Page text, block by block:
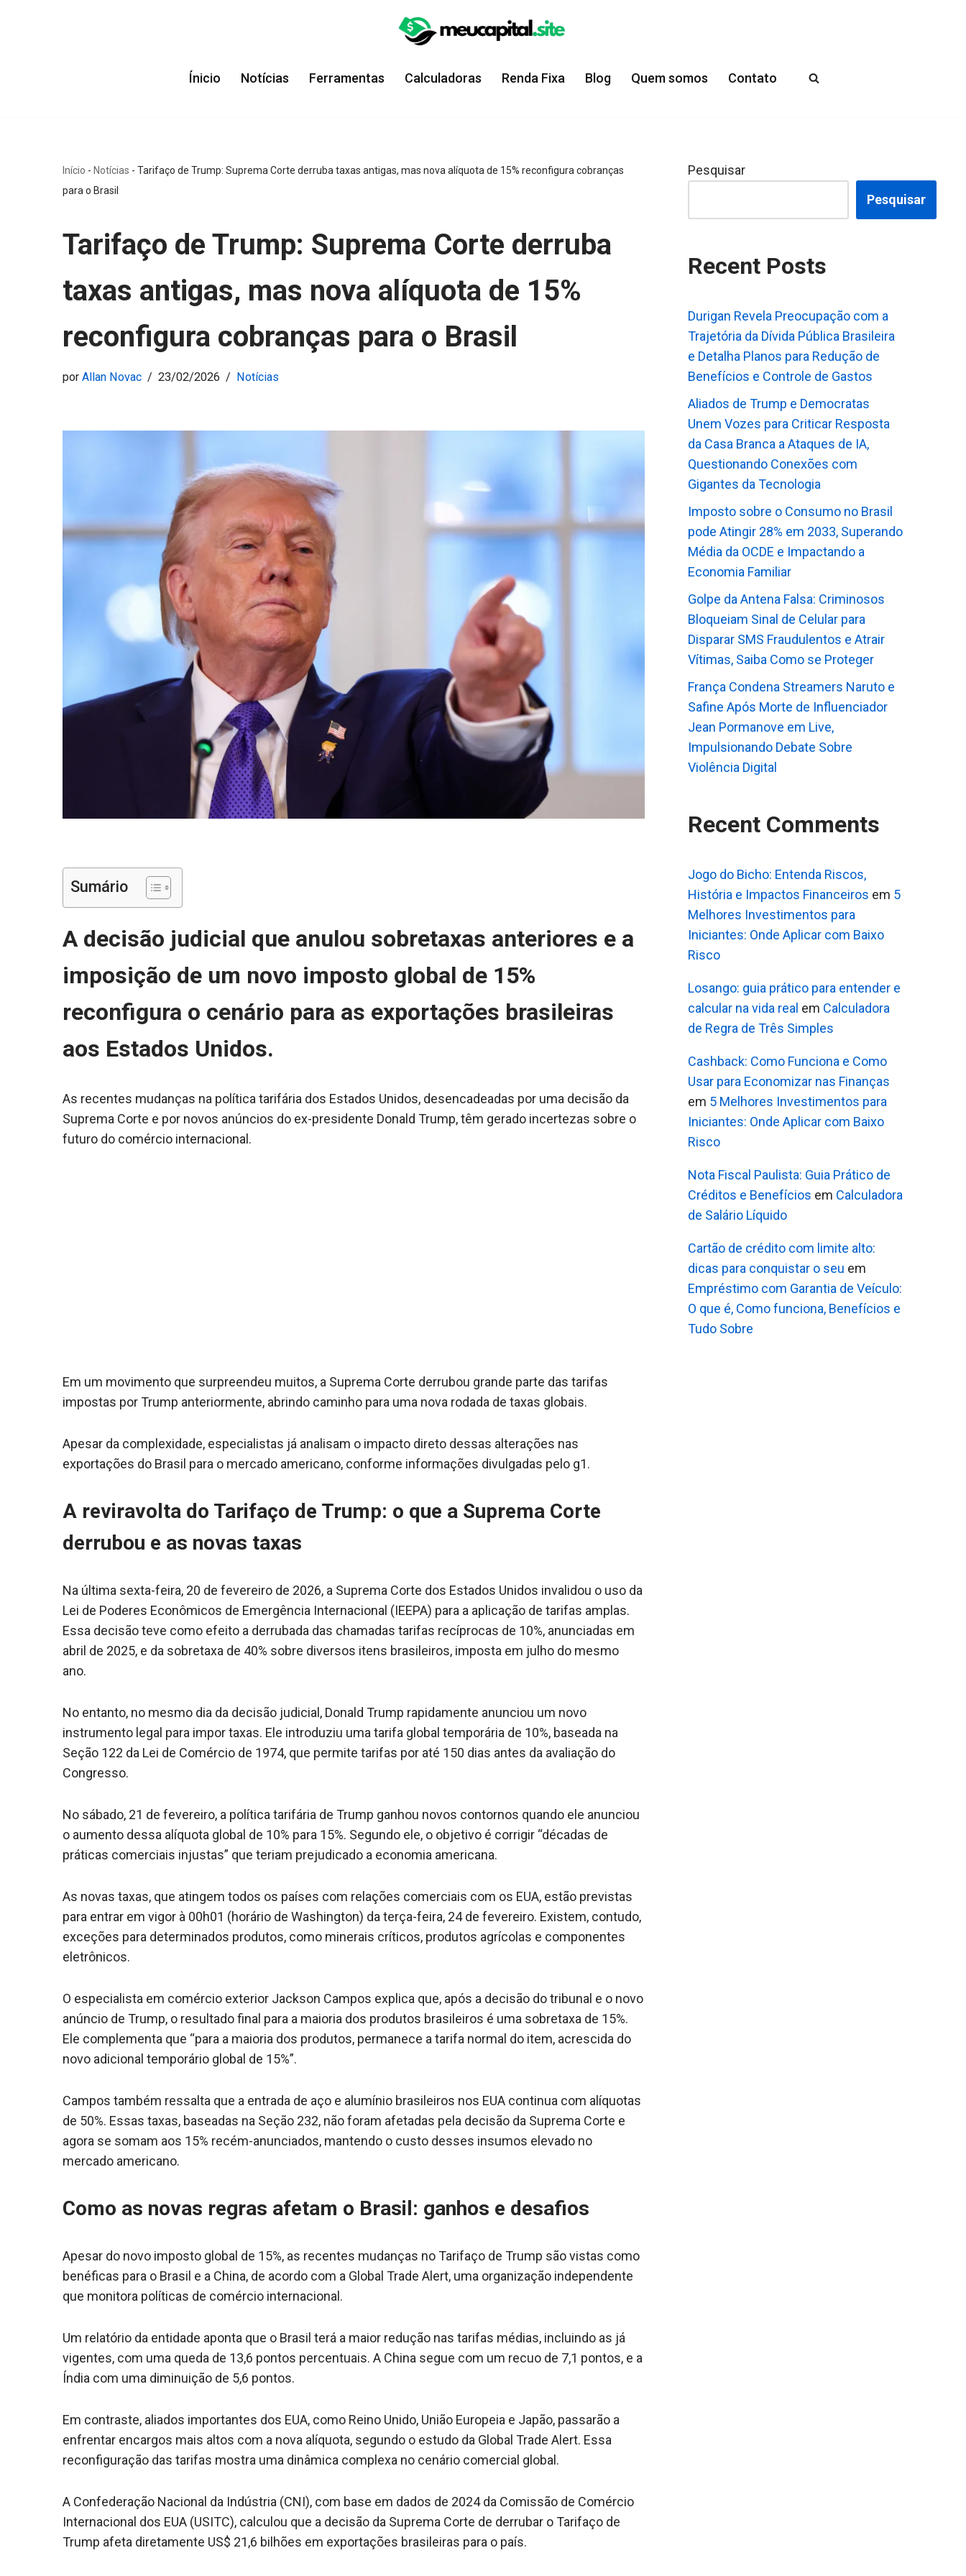
Ínicio Notícias Ferramentas Calculadoras Renda Fixa Blog Quem somos Contato
Início - Notícias - Tarifaço de Trump: Suprema Corte derruba taxas antigas, mas nova alíquota de 15% reconfigura cobranças
para o Brasil
Tarifaço de Trump: Suprema Corte derruba
taxas antigas, mas nova alíquota de 15%
reconfigura cobranças para o Brasil
por Allan Novac 23/02/2026 Notícias
Sumário
A decisão judicial que anulou sobretaxas anteriores e a
imposição de um novo imposto global de 15%
reconfigura o cenário para as exportações brasileiras
aos Estados Unidos.
As recentes mudanças na política tarifária dos Estados Unidos, desencadeadas por uma decisão da
Suprema Corte e por novos anúncios do ex-presidente Donald Trump, têm gerado incertezas sobre o
futuro do comércio internacional.
Em um movimento que surpreendeu muitos, a Suprema Corte derrubou grande parte das tarifas
impostas por Trump anteriormente, abrindo caminho para uma nova rodada de taxas globais.
Apesar da complexidade, especialistas já analisam o impacto direto dessas alterações nas
exportações do Brasil para o mercado americano, conforme informações divulgadas pelo g1.
A reviravolta do Tarifaço de Trump: o que a Suprema Corte
derrubou e as novas taxas
Na última sexta-feira, 20 de fevereiro de 2026, a Suprema Corte dos Estados Unidos invalidou o uso da
Lei de Poderes Econômicos de Emergência Internacional (IEEPA) para a aplicação de tarifas amplas.
Essa decisão teve como efeito a derrubada das chamadas tarifas recíprocas de 10%, anunciadas em
abril de 2025, e da sobretaxa de 40% sobre diversos itens brasileiros, imposta em julho do mesmo
ano.
No entanto, no mesmo dia da decisão judicial, Donald Trump rapidamente anunciou um novo
instrumento legal para impor taxas. Ele introduziu uma tarifa global temporária de 10%, baseada na
Seção 122 da Lei de Comércio de 1974, que permite tarifas por até 150 dias antes da avaliação do
Congresso.
No sábado, 21 de fevereiro, a política tarifária de Trump ganhou novos contornos quando ele anunciou
o aumento dessa alíquota global de 10% para 15%. Segundo ele, o objetivo é corrigir “décadas de
práticas comerciais injustas” que teriam prejudicado a economia americana.
As novas taxas, que atingem todos os países com relações comerciais com os EUA, estão previstas
para entrar em vigor à 00h01 (horário de Washington) da terça-feira, 24 de fevereiro. Existem, contudo,
exceções para determinados produtos, como minerais críticos, produtos agrícolas e componentes
eletrônicos.
O especialista em comércio exterior Jackson Campos explica que, após a decisão do tribunal e o novo
anúncio de Trump, o resultado final para a maioria dos produtos brasileiros é uma sobretaxa de 15%.
Ele complementa que “para a maioria dos produtos, permanece a tarifa normal do item, acrescida do
novo adicional temporário global de 15%”.
Campos também ressalta que a entrada de aço e alumínio brasileiros nos EUA continua com alíquotas
de 50%. Essas taxas, baseadas na Seção 232, não foram afetadas pela decisão da Suprema Corte e
agora se somam aos 15% recém-anunciados, mantendo o custo desses insumos elevado no
mercado americano.
Como as novas regras afetam o Brasil: ganhos e desafios
Apesar do novo imposto global de 15%, as recentes mudanças no Tarifaço de Trump são vistas como
benéficas para o Brasil e a China, de acordo com a Global Trade Alert, uma organização independente
que monitora políticas de comércio internacional.
Um relatório da entidade aponta que o Brasil terá a maior redução nas tarifas médias, incluindo as já
vigentes, com uma queda de 13,6 pontos percentuais. A China segue com um recuo de 7,1 pontos, e a
Índia com uma diminuição de 5,6 pontos.
Em contraste, aliados importantes dos EUA, como Reino Unido, União Europeia e Japão, passarão a
enfrentar encargos mais altos com a nova alíquota, segundo o estudo da Global Trade Alert. Essa
reconfiguração das tarifas mostra uma dinâmica complexa no cenário comercial global.
A Confederação Nacional da Indústria (CNI), com base em dados de 2024 da Comissão de Comércio
Internacional dos EUA (USITC), calculou que a decisão da Suprema Corte de derrubar o Tarifaço de
Trump afeta diretamente US$ 21,6 bilhões em exportações brasileiras para o país.
Pesquisar
Pesquisar
Recent Posts
Durigan Revela Preocupação com a
Trajetória da Dívida Pública Brasileira
e Detalha Planos para Redução de
Benefícios e Controle de Gastos
Aliados de Trump e Democratas
Unem Vozes para Criticar Resposta
da Casa Branca a Ataques de IA,
Questionando Conexões com
Gigantes da Tecnologia
Imposto sobre o Consumo no Brasil
pode Atingir 28% em 2033, Superando
Média da OCDE e Impactando a
Economia Familiar
Golpe da Antena Falsa: Criminosos
Bloqueiam Sinal de Celular para
Disparar SMS Fraudulentos e Atrair
Vítimas, Saiba Como se Proteger
França Condena Streamers Naruto e
Safine Após Morte de Influenciador
Jean Pormanove em Live,
Impulsionando Debate Sobre
Violência Digital
Recent Comments
Jogo do Bicho: Entenda Riscos,
História e Impactos Financeiros em 5
Melhores Investimentos para
Iniciantes: Onde Aplicar com Baixo
Risco
Losango: guia prático para entender e
calcular na vida real em Calculadora
de Regra de Três Simples
Cashback: Como Funciona e Como
Usar para Economizar nas Finanças
em 5 Melhores Investimentos para
Iniciantes: Onde Aplicar com Baixo
Risco
Nota Fiscal Paulista: Guia Prático de
Créditos e Benefícios em Calculadora
de Salário Líquido
Cartão de crédito com limite alto:
dicas para conquistar o seu em
Empréstimo com Garantia de Veículo:
O que é, Como funciona, Benefícios e
Tudo Sobre